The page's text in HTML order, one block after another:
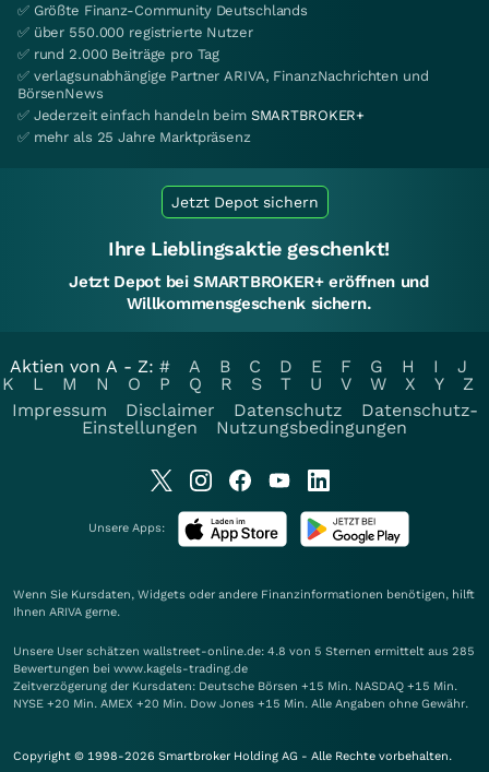
✅ Größte Finanz-Community Deutschlands
✅ über 550.000 registrierte Nutzer
✅ rund 2.000 Beiträge pro Tag
✅ verlagsunabhängige Partner ARIVA, FinanzNachrichten und
BörsenNews
✅ Jederzeit einfach handeln beim SMARTBROKER+
✅ mehr als 25 Jahre Marktpräsenz
Jetzt Depot sichern
Ihre Lieblingsaktie geschenkt!
Jetzt Depot bei SMARTBROKER+ eröffnen und
Willkommensgeschenk sichern.
Aktien von A - Z: # A B C D E F G H I
J
K
L M N O P Q R S T U V W X Y
Z
Impressum
Disclaimer Datenschutz
Datenschutz-
Einstellungen
Nutzungsbedingungen
Unsere Apps:
Wenn Sie Kursdaten, Widgets oder andere Finanzinformationen benötigen, hilft
Ihnen ARIVA gerne.
Unsere User schätzen wallstreet-online.de: 4.8 von 5 Sternen ermittelt aus 285
Bewertungen bei www.kagels-trading.de
Zeitverzögerung der Kursdaten: Deutsche Börsen +15 Min. NASDAQ +15 Min.
NYSE +20 Min. AMEX +20 Min. Dow Jones +15 Min. Alle Angaben ohne Gewähr.
Copyright © 1998-2026 Smartbroker Holding AG - Alle Rechte vorbehalten.